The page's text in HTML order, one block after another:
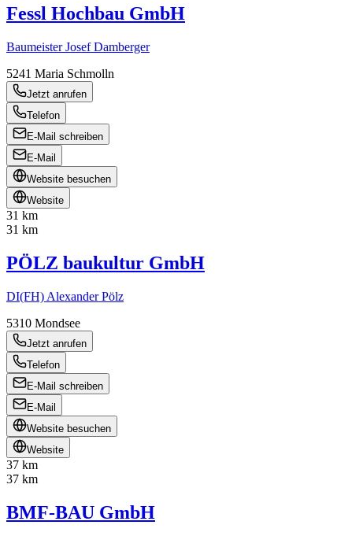
Fessl Hochbau GmbH
Baumeister Josef Damberger
5241 Maria Schmolln
Jetzt anrufen
Telefon
E-Mail schreiben
E-Mail
Website besuchen
Website
31 km
31 km
PÖLZ baukultur GmbH
DI(FH) Alexander Pölz
5310 Mondsee
Jetzt anrufen
Telefon
E-Mail schreiben
E-Mail
Website besuchen
Website
37 km
37 km
BMF-BAU GmbH